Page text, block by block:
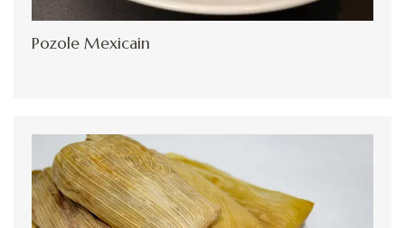
Pozole Mexicain